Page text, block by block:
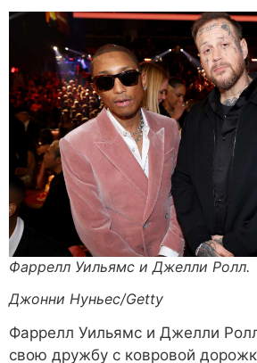
Фаррелл Уильямс и Джелли Ролл.
Джонни Нуньес/Getty
Фаррелл Уильямс и Джелли
свою дружбу с ковровой